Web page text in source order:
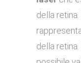
della
della